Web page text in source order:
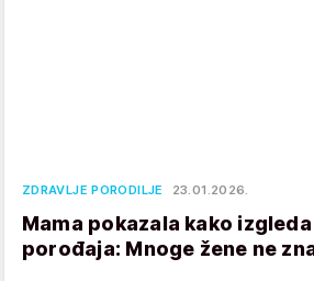
ZDRAVLJE PORODILJE 23.01.2026.
Mama pokazala kako
porođaja: Mnoge žene ne